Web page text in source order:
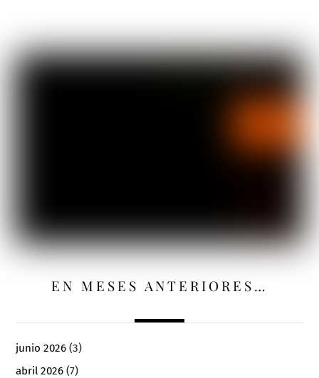
EN MESES ANTERIORES…
junio 2026 (3)
abril 2026 (7)